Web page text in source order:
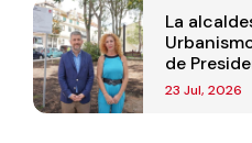
La
de
de Madrid
23 Jul, 2026